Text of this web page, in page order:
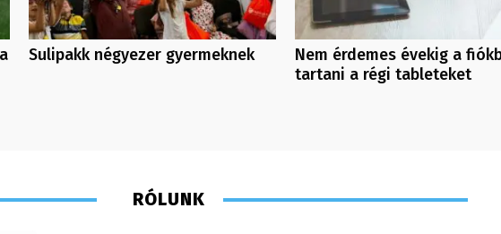
Sulipakk négyezer gyermeknek
Nem érdemes évekig a
tartani a régi tableteket
RÓLUNK